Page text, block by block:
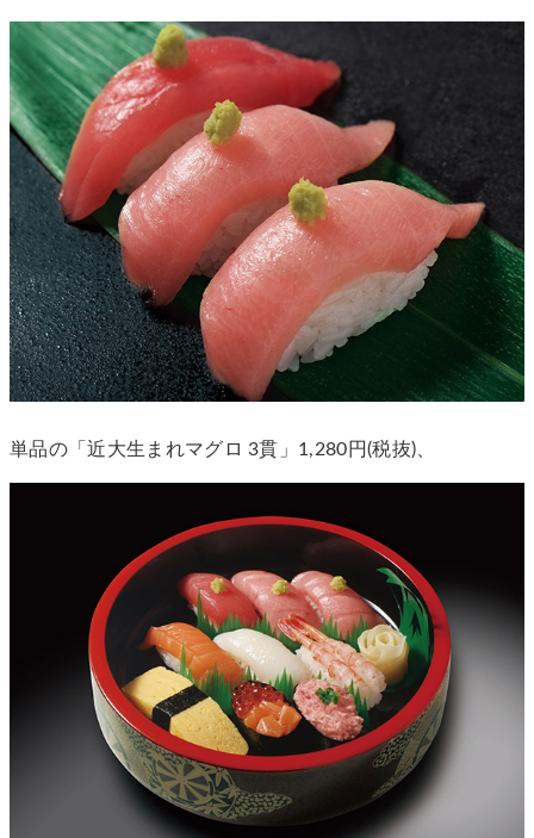
単品の「近大生まれマグロ 3貫」1,280円(税抜)、